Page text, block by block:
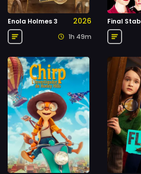
Enola Holmes 3 2026
1h 49m
Final Stab